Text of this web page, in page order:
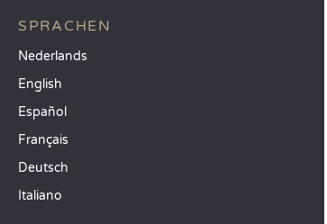
SPRACHEN
Nederlands
English
Español
Français
Deutsch
Italiano